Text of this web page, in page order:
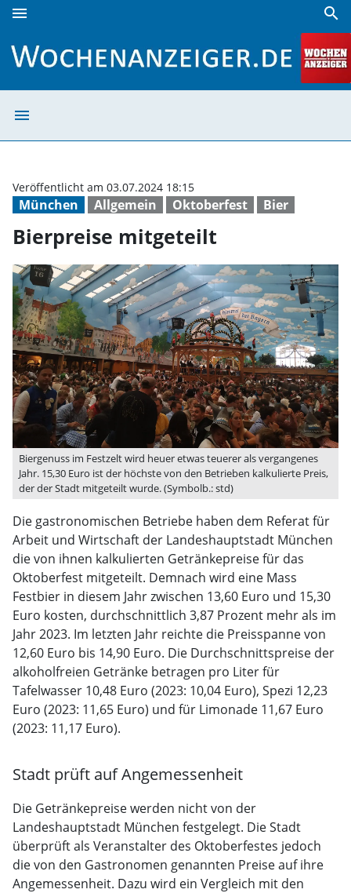
menu search
menu
München Allgemein Oktoberfest Bier
Veröffentlicht am 03.07.2024 18:15
Bierpreise mitgeteilt
Biergenuss im Festzelt wird heuer etwas teuerer als vergangenes
Jahr. 15,30 Euro ist der höchste von den Betrieben kalkulierte Preis,
der der Stadt mitgeteilt wurde. (Symbolb.: std)
Die gastronomischen Betriebe haben dem Referat für
Arbeit und Wirtschaft der Landeshauptstadt München
die von ihnen kalkulierten Getränkepreise für das
Oktoberfest mitgeteilt. Demnach wird eine Mass
Festbier in diesem Jahr zwischen 13,60 Euro und 15,30
Euro kosten, durchschnittlich 3,87 Prozent mehr als im
Jahr 2023. Im letzten Jahr reichte die Preisspanne von
12,60 Euro bis 14,90 Euro. Die Durchschnittspreise der
alkoholfreien Getränke betragen pro Liter für
Tafelwasser 10,48 Euro (2023: 10,04 Euro), Spezi 12,23
Euro (2023: 11,65 Euro) und für Limonade 11,67 Euro
(2023: 11,17 Euro).
Stadt prüft auf Angemessenheit
Die Getränkepreise werden nicht von der
Landeshauptstadt München festgelegt. Die Stadt
überprüft als Veranstalter des Oktoberfestes jedoch
die von den Gastronomen genannten Preise auf ihre
Angemessenheit. Dazu wird ein Vergleich mit den